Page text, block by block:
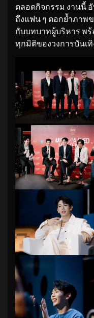
ตลอดกิจกรรม งานนี้
ถึงแฟน ๆ ตอกย้ำภาพ
กับบทบาทผู้บริหาร พ
ทุกมิติของวงการบันเทิ